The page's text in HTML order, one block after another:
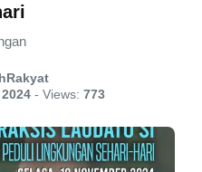
- Views: 773